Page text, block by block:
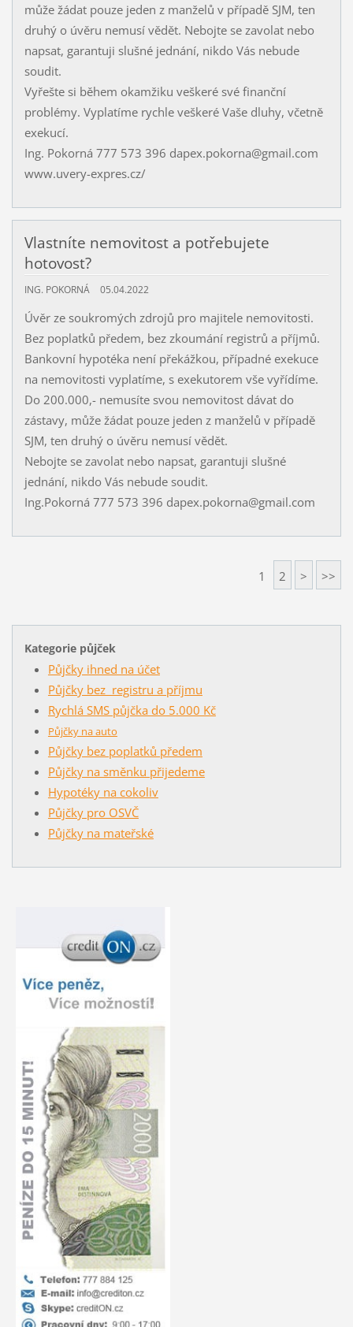
může žádat pouze jeden z manželů v případě SJM, ten
druhý o úvěru nemusí vědět. Nebojte se zavolat nebo
napsat, garantuji slušné jednání, nikdo Vás nebude
soudit.
Vyřešte si během okamžiku veškeré své finanční
problémy. Vyplatíme rychle veškeré Vaše dluhy, včetně
exekucí.
Ing. Pokorná 777 573 396 dapex.pokorna@gmail.com
www.uvery-expres.cz/
Vlastníte nemovitost a potřebujete
hotovost?
ING. POKORNÁ 05.04.2022
Úvěr ze soukromých zdrojů pro majitele nemovitosti.
Bez poplatků předem, bez zkoumání registrů a příjmů.
Bankovní hypotéka není překážkou, případné exekuce
na nemovitosti vyplatíme, s exekutorem vše vyřídíme.
Do 200.000,- nemusíte svou nemovitost dávat do
zástavy, může žádat pouze jeden z manželů v případě
SJM, ten druhý o úvěru nemusí vědět.
Nebojte se zavolat nebo napsat, garantuji slušné
jednání, nikdo Vás nebude soudit.
Ing.Pokorná 777 573 396 dapex.pokorna@gmail.com
1 2 > >>
Kategorie půjček
Půjčky ihned na účet
Půjčky bez registru a příjmu
Rychlá SMS půjčka do 5.000 Kč
Půjčky na auto
Půjčky bez poplatků předem
Půjčky na směnku přijedeme
Hypotéky na cokoliv
Půjčky pro OSVČ
Půjčky na mateřské